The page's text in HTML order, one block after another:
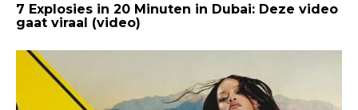
7 Explosies in 20 Minuten in Dubai: Deze video
gaat viraal (video)